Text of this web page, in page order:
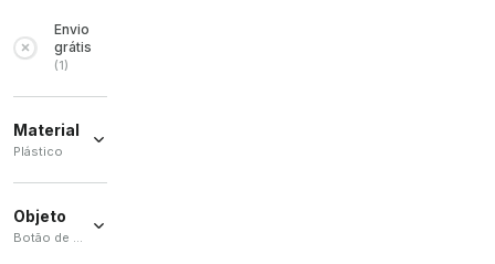
Envio
grátis
(1)
Material
Plástico
8)
Objeto
Botão de pressão / Sistema de descarga